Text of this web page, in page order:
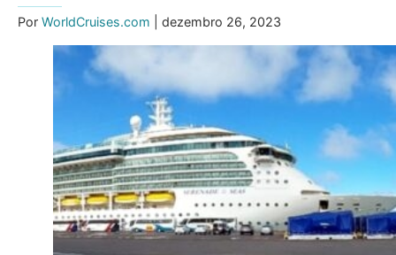
Por WorldCruises.com | dezembro 26, 2023